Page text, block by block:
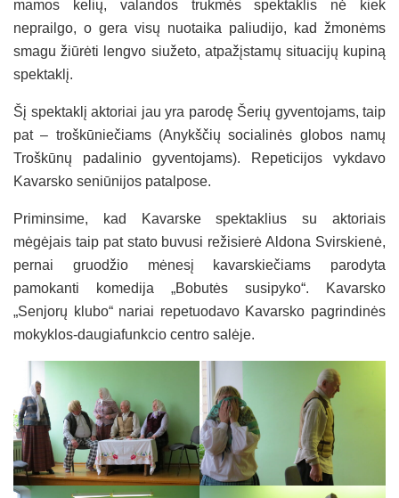
mamos kelių, valandos trukmės spektaklis nė kiek
neprailgo, o gera visų nuotaika paliudijo, kad žmonėms
smagu žiūrėti lengvo siužeto, atpažįstamų situacijų kupiną
spektaklį.
Šį spektaklį aktoriai jau yra parodę Šerių gyventojams, taip
pat – troškūniečiams (Anykščių socialinės globos namų
Troškūnų padalinio gyventojams). Repeticijos vykdavo
Kavarsko seniūnijos patalpose.
Priminsime, kad Kavarske spektaklius su aktoriais
mėgėjais taip pat stato buvusi režisierė Aldona Svirskienė,
pernai gruodžio mėnesį kavarskiečiams parodyta
pamokanti komedija „Bobutės susipyko“. Kavarsko
„Senjorų klubo“ nariai repetuodavo Kavarsko pagrindinės
mokyklos-daugiafunkcio centro salėje.